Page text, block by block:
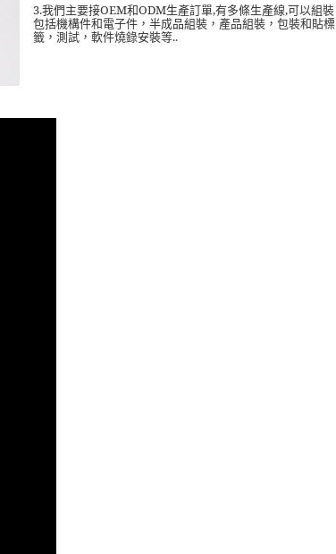
3.我們主要接OEM和ODM生產訂單,有多條生產線,可以組裝
包括機構件和電子件，半成品組裝，產品組裝，包裝和貼標
籤，測試，軟件燒錄安裝等..